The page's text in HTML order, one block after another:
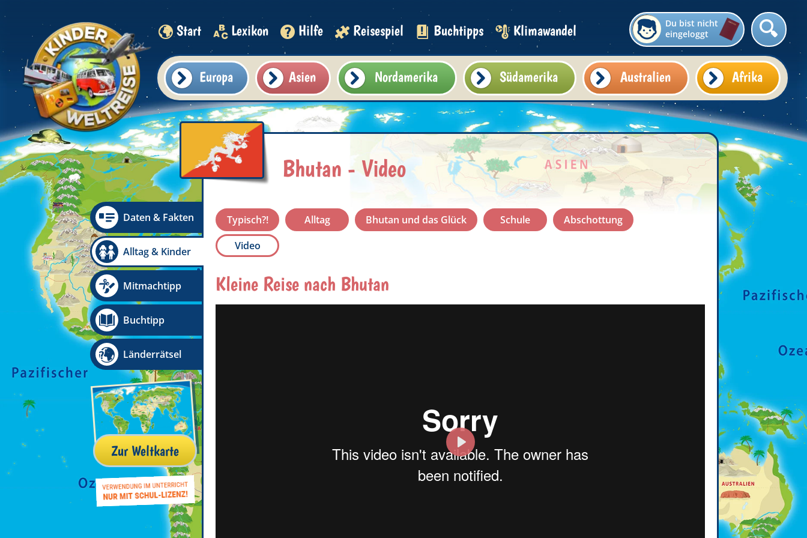
Start Lexikon Hilfe Reisespiel Buchtipps Klimawandel
Du bist nicht
eingeloggt
Europa Asien Nordamerika Südamerika Australien Afrika
Daten & Fakten
Alltag & Kinder
Mitmachtipp
Buchtipp
Länderrätsel
Zur Weltkarte
Bhutan - Video
Typisch?! Alltag Bhutan und das Glück Schule
Abschottung
Video
Kleine Reise nach Bhutan
Play